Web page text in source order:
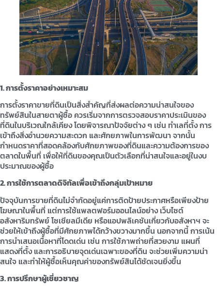
1. การตั้งราคาอย่างเหมาะสม
การตั้งราคาขายที่ดินเป็นสิ่งสำคัญที่ส่งผลต่อความน่าสนใจของ
ทรัพย์สินในสายตาผู้ซื้อ ควรเริ่มจากการตรวจสอบราคาประเมินของ
ที่ดินในบริเวณใกล้เคียง โดยพิจารณาปัจจัยต่าง ๆ เช่น ทำเลที่ตั้ง การ
เข้าถึงสิ่งอำนวยความสะดวก และศักยภาพในการพัฒนา จากนั้น
กำหนดราคาที่สอดคล้องกับศักยภาพของที่ดินและความต้องการของ
ตลาดในพื้นที่ เพื่อให้ที่ดินของคุณเป็นตัวเลือกที่น่าสนใจและอยู่ในงบ
ประมาณของผู้ซื้อ
2. การใช้การตลาดดิจิทัลเพื่อเข้าถึงกลุ่มเป้าหมาย
ปัจจุบันการขายที่ดินไม่จำกัดอยู่แค่การติดป้ายประกาศหรือเพียงป้าย
โฆษณาในพื้นที่ แต่การใช้แพลตฟอร์มออนไลน์อย่าง เว็บไซต์
อสังหาริมทรัพย์ โซเชียลมีเดีย หรือแอปพลิเคชันเกี่ยวกับอสังหาฯ จะ
ช่วยให้เข้าถึงผู้ซื้อที่มีศักยภาพได้กว้างขวางมากขึ้น นอกจากนี้ การเน้น
การนำเสนอเนื้อหาที่โดดเด่น เช่น การใช้ภาพถ่ายที่สวยงาม แผนที่
แสดงที่ตั้ง และการอธิบายจุดเด่นเฉพาะของที่ดิน จะช่วยเพิ่มความน่า
สนใจ และทำให้ผู้ซื้อเห็นคุณค่าของทรัพย์สินได้ชัดเจนยิ่งขึ้น
3. การปรึกษาผู้เชี่ยวชาญ